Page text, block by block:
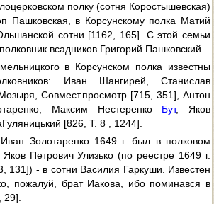
полку (сотня Коростышевская)
Пашковская, в Корсунскому полка Матий
сотни [1162, 165]. С этой семьи
всадников Григорий Пашковский.
в Корсунском полка известны
Иван Шангирей, Станислав
Совмест.просмотр [715, 351], Антон
Максим Нестеренко Бут, Яков
[826, Т. 8 , 1244].
Золотаренко 1649 г. был в полковом
Петрович Улизько (по реестре 1649 г.
131]) - в сотни Василия Гаркуши. Известен
пожалуй, брат Иакова, ибо поминався в
29].